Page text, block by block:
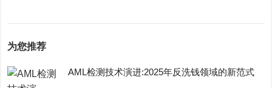
为您推荐
AML检测技术演进:2025年反洗钱领域的新范式